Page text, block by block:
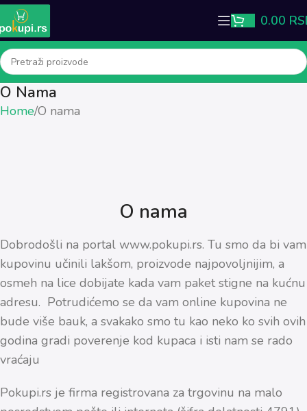
0.00
O Nama
Home O nama
O nama
Dobrodošli na portal www.pokupi.rs. Tu smo da bi vam
kupovinu učinili lakšom, proizvode najpovoljnijim, a
osmeh na lice dobijate kada vam paket stigne na kućnu
adresu. Potrudićemo se da vam online kupovina ne
bude više bauk, a svakako smo tu kao neko ko svih ovih
godina gradi poverenje kod kupaca i isti nam se rado
vraćaju
Pokupi.rs je firma registrovana za trgovinu na malo